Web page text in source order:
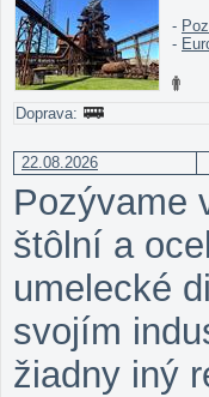
-
-
Doprava:
22.08.2026
Pozývame
štôlní a
umelecké
svojím
žiadny iný